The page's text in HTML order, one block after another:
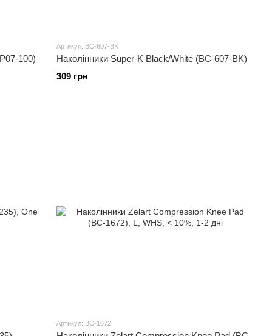
100)
Артикул: BC-607-BK
Наколінники Super-K Black/White (BC-607-BK)
309 грн
Артикул: BC-1672